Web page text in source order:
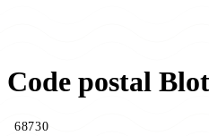
Code postal
68730